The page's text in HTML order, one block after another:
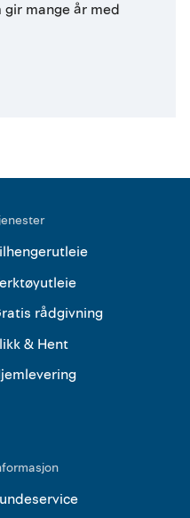
mange år med
rådgivning
& Hent